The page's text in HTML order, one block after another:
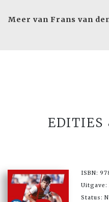
Meer van Frans van
EDITIES
ISBN:
Uitgave:
Status: